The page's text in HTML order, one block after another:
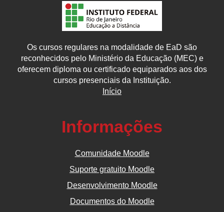
Os cursos regulares na modalidade de EaD são
reconhecidos pelo Ministério da Educação (MEC) e
oferecem diploma ou certificado equiparados aos dos
cursos presenciais da Instituição.
Início
Informações
Comunidade Moodle
Suporte gratuito Moodle
Desenvolvimento Moodle
Documentos do Moodle